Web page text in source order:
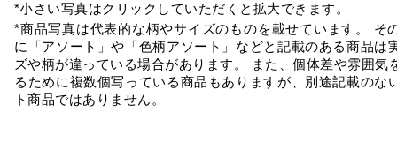
*小さい写真はクリックしていただくと拡大できます。
*商品写真は代表的な柄やサイズのものを載せています。 そ
に「アソート」や「色柄アソート」などと記載のある商品は
ズや柄が違っている場合があります。 また、個体差や雰囲気
るために複数個写っている商品もありますが、別途記載のな
ト商品ではありません。